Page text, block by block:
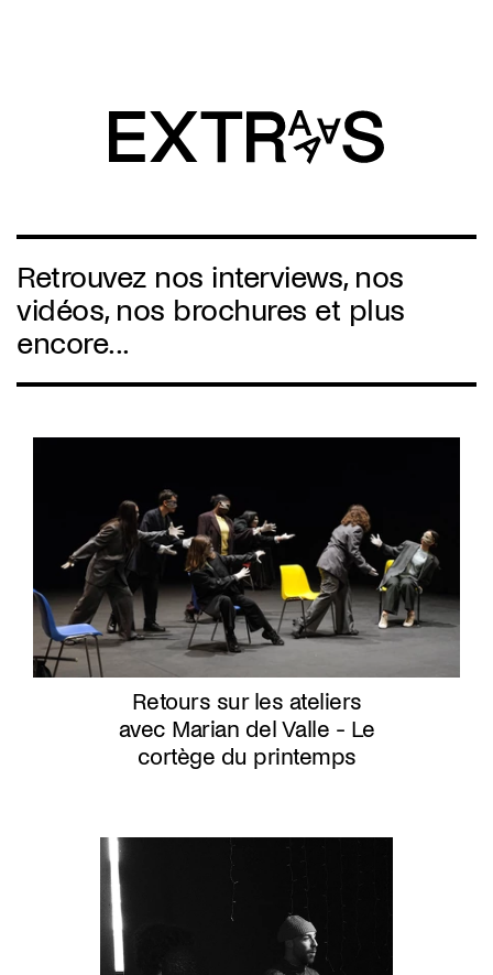
Retrouvez nos interviews, nos
vidéos, nos brochures et plus
encore...
Retours sur les ateliers
avec Marian del Valle - Le
cortège du printemps